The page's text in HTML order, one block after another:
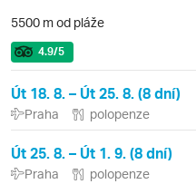
5500 m od pláže
4.9/5
Út 18. 8. – Út 25. 8. (8 dní)
Praha polopenze
Út 25. 8. – Út 1. 9. (8 dní)
Praha polopenze